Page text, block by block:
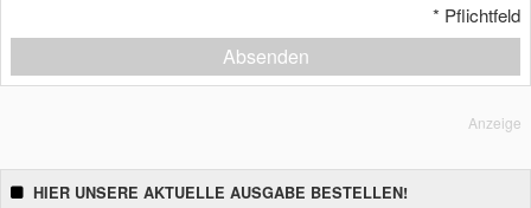
* Pflichtfeld
Absenden
Anzeige
HIER UNSERE AKTUELLE AUSGABE BESTELLEN!